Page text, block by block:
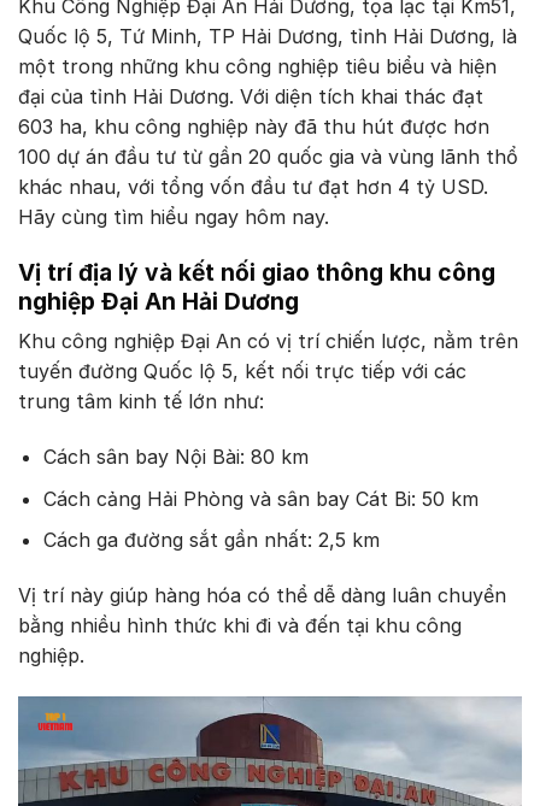
Khu Công Nghiệp Đại An Hải Dương, tọa lạc tại Km51,
Quốc lộ 5, Tứ Minh, TP Hải Dương, tỉnh Hải Dương, là
một trong những khu công nghiệp tiêu biểu và hiện
đại của tỉnh Hải Dương. Với diện tích khai thác đạt
603 ha, khu công nghiệp này đã thu hút được hơn
100 dự án đầu tư từ gần 20 quốc gia và vùng lãnh thổ
khác nhau, với tổng vốn đầu tư đạt hơn 4 tỷ USD.
Hãy cùng tìm hiểu ngay hôm nay.
Vị trí địa lý và kết nối giao thông khu công
nghiệp Đại An Hải Dương
Khu công nghiệp Đại An có vị trí chiến lược, nằm trên
tuyến đường Quốc lộ 5, kết nối trực tiếp với các
trung tâm kinh tế lớn như:
Cách sân bay Nội Bài: 80 km
Cách cảng Hải Phòng và sân bay Cát Bi: 50 km
Cách ga đường sắt gần nhất: 2,5 km
Vị trí này giúp hàng hóa có thể dễ dàng luân chuyển
bằng nhiều hình thức khi đi và đến tại khu công
nghiệp.